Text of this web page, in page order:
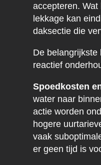
accepteren.
lekkage kan
daksectie die
De belangrijkste
reactief
Spoedkosten
water naar
actie worden
hogere
vaak
er geen tijd is